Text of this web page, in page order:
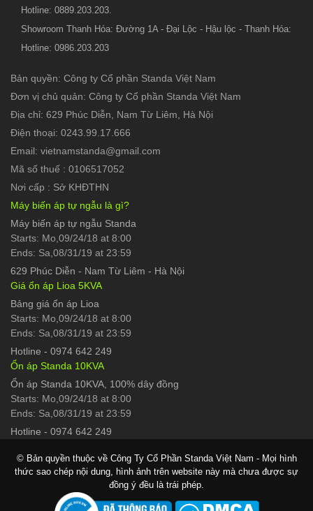
Hotline: 0889.203.203.
Showroom Thanh Hóa: Đường 1A - Đại Lộc - Hậu lộc - Thanh Hóa:
Hotline: 0986.203.203
Bản quyền: Công ty Cổ phần Standa Việt Nam
Đơn vị chủ quản: Công ty Cổ phần Standa Việt Nam
Địa chỉ: 629 Phúc Diễn, Nam Từ Liêm, Hà Nội
Điện thoại: 0243.99.17.666
Email: vietnamstanda@gmail.com
Mã số thuế : 0106517052
Nơi cấp : Sở KHĐTHN
Máy biến áp tự ngẫu là gì?
Máy biến áp tự ngẫu Standa
Starts: Mo,09/24/18 at 8:00
Ends: Sa,08/31/19 at 23:59
629 Phúc Diễn - Nam Từ Liêm - Hà Nội
Giá ổn áp Lioa 5KVA
Bảng giá ổn áp Lioa
Starts: Mo,09/24/18 at 8:00
Ends: Sa,08/31/19 at 23:59
Hotline - 0974 642 249
Ổn áp Standa 10KVA
Ổn áp Standa 10KVA, 100% dây đồng
Starts: Mo,09/24/18 at 8:00
Ends: Sa,08/31/19 at 23:59
Hotline - 0974 642 249
© Bản quyền thuộc về Công Ty Cổ Phần Standa Việt Nam - Mọi hình
thức sao chép nội dung, hình ảnh trên website này mà chưa được sự
đồng ý đều là trái phép.